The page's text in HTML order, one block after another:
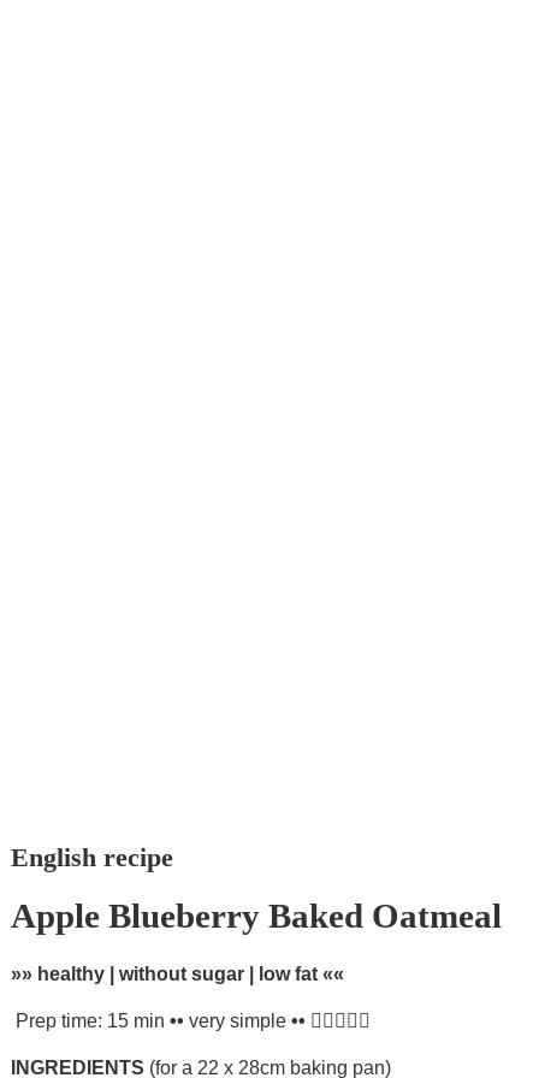
English recipe
Apple Blueberry Baked Oatmeal
»» healthy | without sugar | low fat ««
Prep time: 15 min •• very simple ••
INGREDIENTS (for a 22 x 28cm baking pan)